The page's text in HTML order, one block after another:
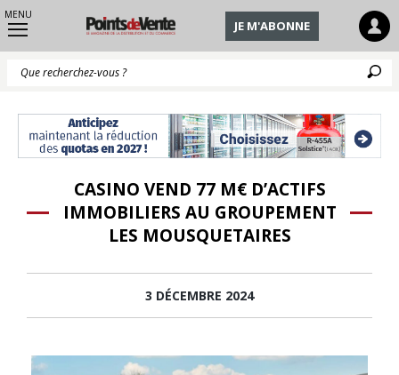
MENU
JE M'ABONNE
CASINO VEND 77 M€ D’ACTIFS
IMMOBILIERS AU GROUPEMENT
LES MOUSQUETAIRES
3 DÉCEMBRE 2024